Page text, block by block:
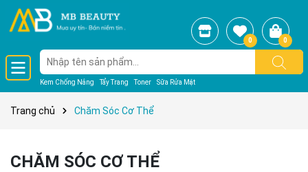
Kem Chống Nắng Tẩy Trang Toner Sữa Rửa Mặt
0 0
Trang chủ Chăm Sóc Cơ Thể
CHĂM SÓC CƠ THỂ